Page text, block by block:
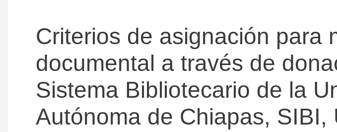
Criterios de asignación para
documental a través de
Sistema Bibliotecario de la
Autónoma de Chiapas, SIBI,